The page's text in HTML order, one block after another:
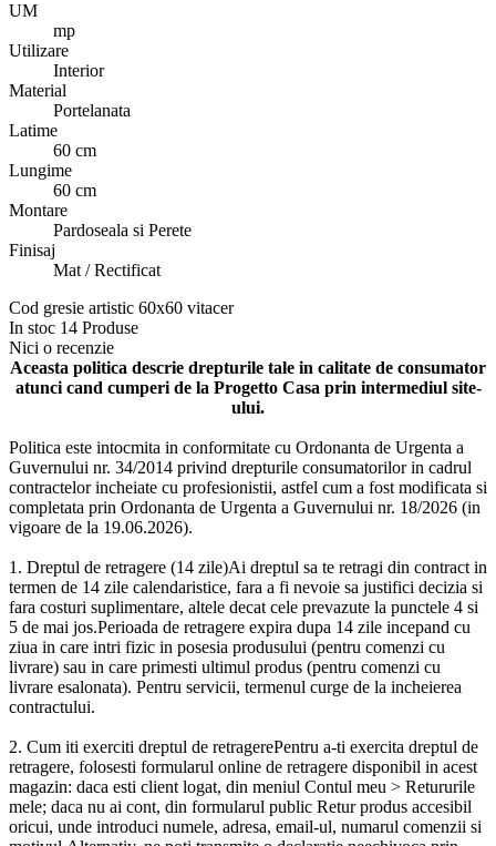
UM
mp
Utilizare
Interior
Material
Portelanata
Latime
60 cm
Lungime
60 cm
Montare
Pardoseala si Perete
Finisaj
Mat / Rectificat
Cod gresie artistic 60x60 vitacer
In stoc 14 Produse
Nici o recenzie
Aceasta politica descrie drepturile tale in calitate de consumator
atunci cand cumperi de la Progetto Casa prin intermediul site-
ului.
Politica este intocmita in conformitate cu Ordonanta de Urgenta a
Guvernului nr. 34/2014 privind drepturile consumatorilor in cadrul
contractelor incheiate cu profesionistii, astfel cum a fost modificata si
completata prin Ordonanta de Urgenta a Guvernului nr. 18/2026 (in
vigoare de la 19.06.2026).
1. Dreptul de retragere (14 zile)Ai dreptul sa te retragi din contract in
termen de 14 zile calendaristice, fara a fi nevoie sa justifici decizia si
fara costuri suplimentare, altele decat cele prevazute la punctele 4 si
5 de mai jos.Perioada de retragere expira dupa 14 zile incepand cu
ziua in care intri fizic in posesia produsului (pentru comenzi cu
livrare) sau in care primesti ultimul produs (pentru comenzi cu
livrare esalonata). Pentru servicii, termenul curge de la incheierea
contractului.
2. Cum iti exerciti dreptul de retragerePentru a-ti exercita dreptul de
retragere, folosesti formularul online de retragere disponibil in acest
magazin: daca esti client logat, din meniul Contul meu > Retururile
mele; daca nu ai cont, din formularul public Retur produs accesibil
oricui, unde introduci numele, adresa, email-ul, numarul comenzii si